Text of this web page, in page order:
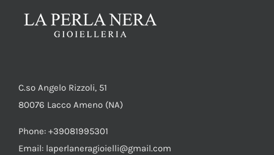
C.so Angelo Rizzoli, 51
80076 Lacco Ameno (NA)
Phone: +39081995301
Email: laperlaneragioielli@gmail.com